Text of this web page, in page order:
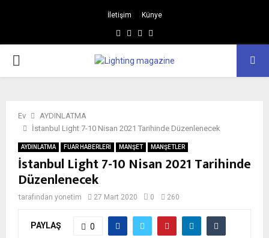
İletişim Künye
Facebook
Instagram
Linkedin
BIRINCIL
Ev
AYDINLATMA
İstanbul Light 7-10 Nisan 2021 Tarihinde Düzenlenecek
AYDINLATMA FUAR HABERLERİ MANŞET MANŞETLER
İstanbul Light 7-10 Nisan 2021 Tarihinde
Düzenlenecek
tarafından yonetim 27 Mart 2020 0 260
PAYLAŞ 0